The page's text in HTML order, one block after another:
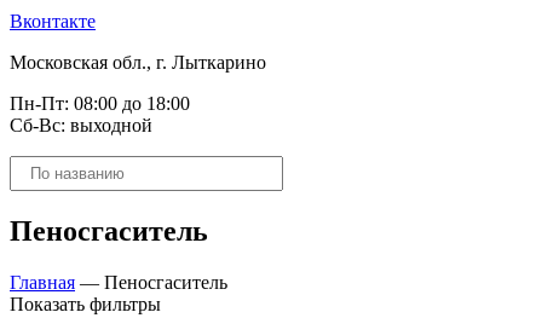
Вконтакте
Московская обл., г. Лыткарино
Пн-Пт: 08:00 до 18:00
Сб-Вс: выходной
Поиск
товаров
Пеносгаситель
Главная — Пеносгаситель
Показать фильтры